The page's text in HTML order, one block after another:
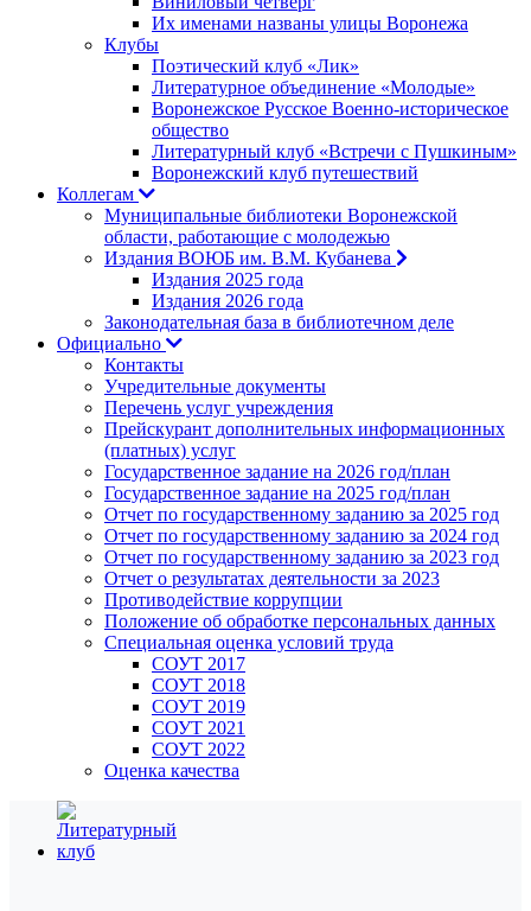
Их именами названы улицы Воронежа
Клубы
Поэтический клуб «Лик»
Литературное объединение «Молодые»
Воронежское Русское Военно-историческое
общество
Литературный клуб «Встречи с Пушкиным»
Воронежский клуб путешествий
Коллегам
Муниципальные библиотеки Воронежской
области, работающие с молодежью
Издания ВОЮБ им. В.М. Кубанева
Издания 2025 года
Издания 2026 года
Законодательная база в библиотечном деле
Официально
Контакты
Учредительные документы
Перечень услуг учреждения
Прейскурант дополнительных информационных
(платных) услуг
Государственное задание на 2026 год/план
Государственное задание на 2025 год/план
Отчет по государственному заданию за 2025 год
Отчет по государственному заданию за 2024 год
Отчет по государственному заданию за 2023 год
Отчет о результатах деятельности за 2023
Противодействие коррупции
Положение об обработке персональных данных
Специальная оценка условий труда
СОУТ 2017
СОУТ 2018
СОУТ 2019
СОУТ 2021
СОУТ 2022
Оценка качества